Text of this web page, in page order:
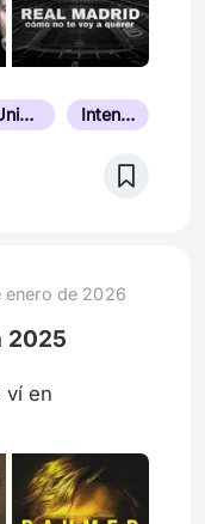
Estados Unidos Intensa
enero de 2026
2025
ví en